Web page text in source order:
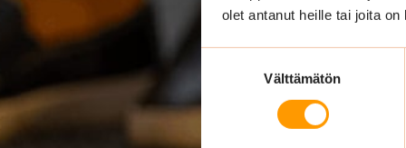
olet antanut heille tai joita
Välttämätön
Ulkoista